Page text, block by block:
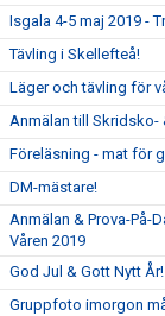
Isgala 4-5 maj 2019 -
Tävling i Skellefteå!
Läger och tävling för
Anmälan till Skridsko-
Föreläsning - mat för
DM-mästare!
Anmälan & Prova-På-
Våren 2019
God Jul & Gott Nytt År!
Gruppfoto imorgon